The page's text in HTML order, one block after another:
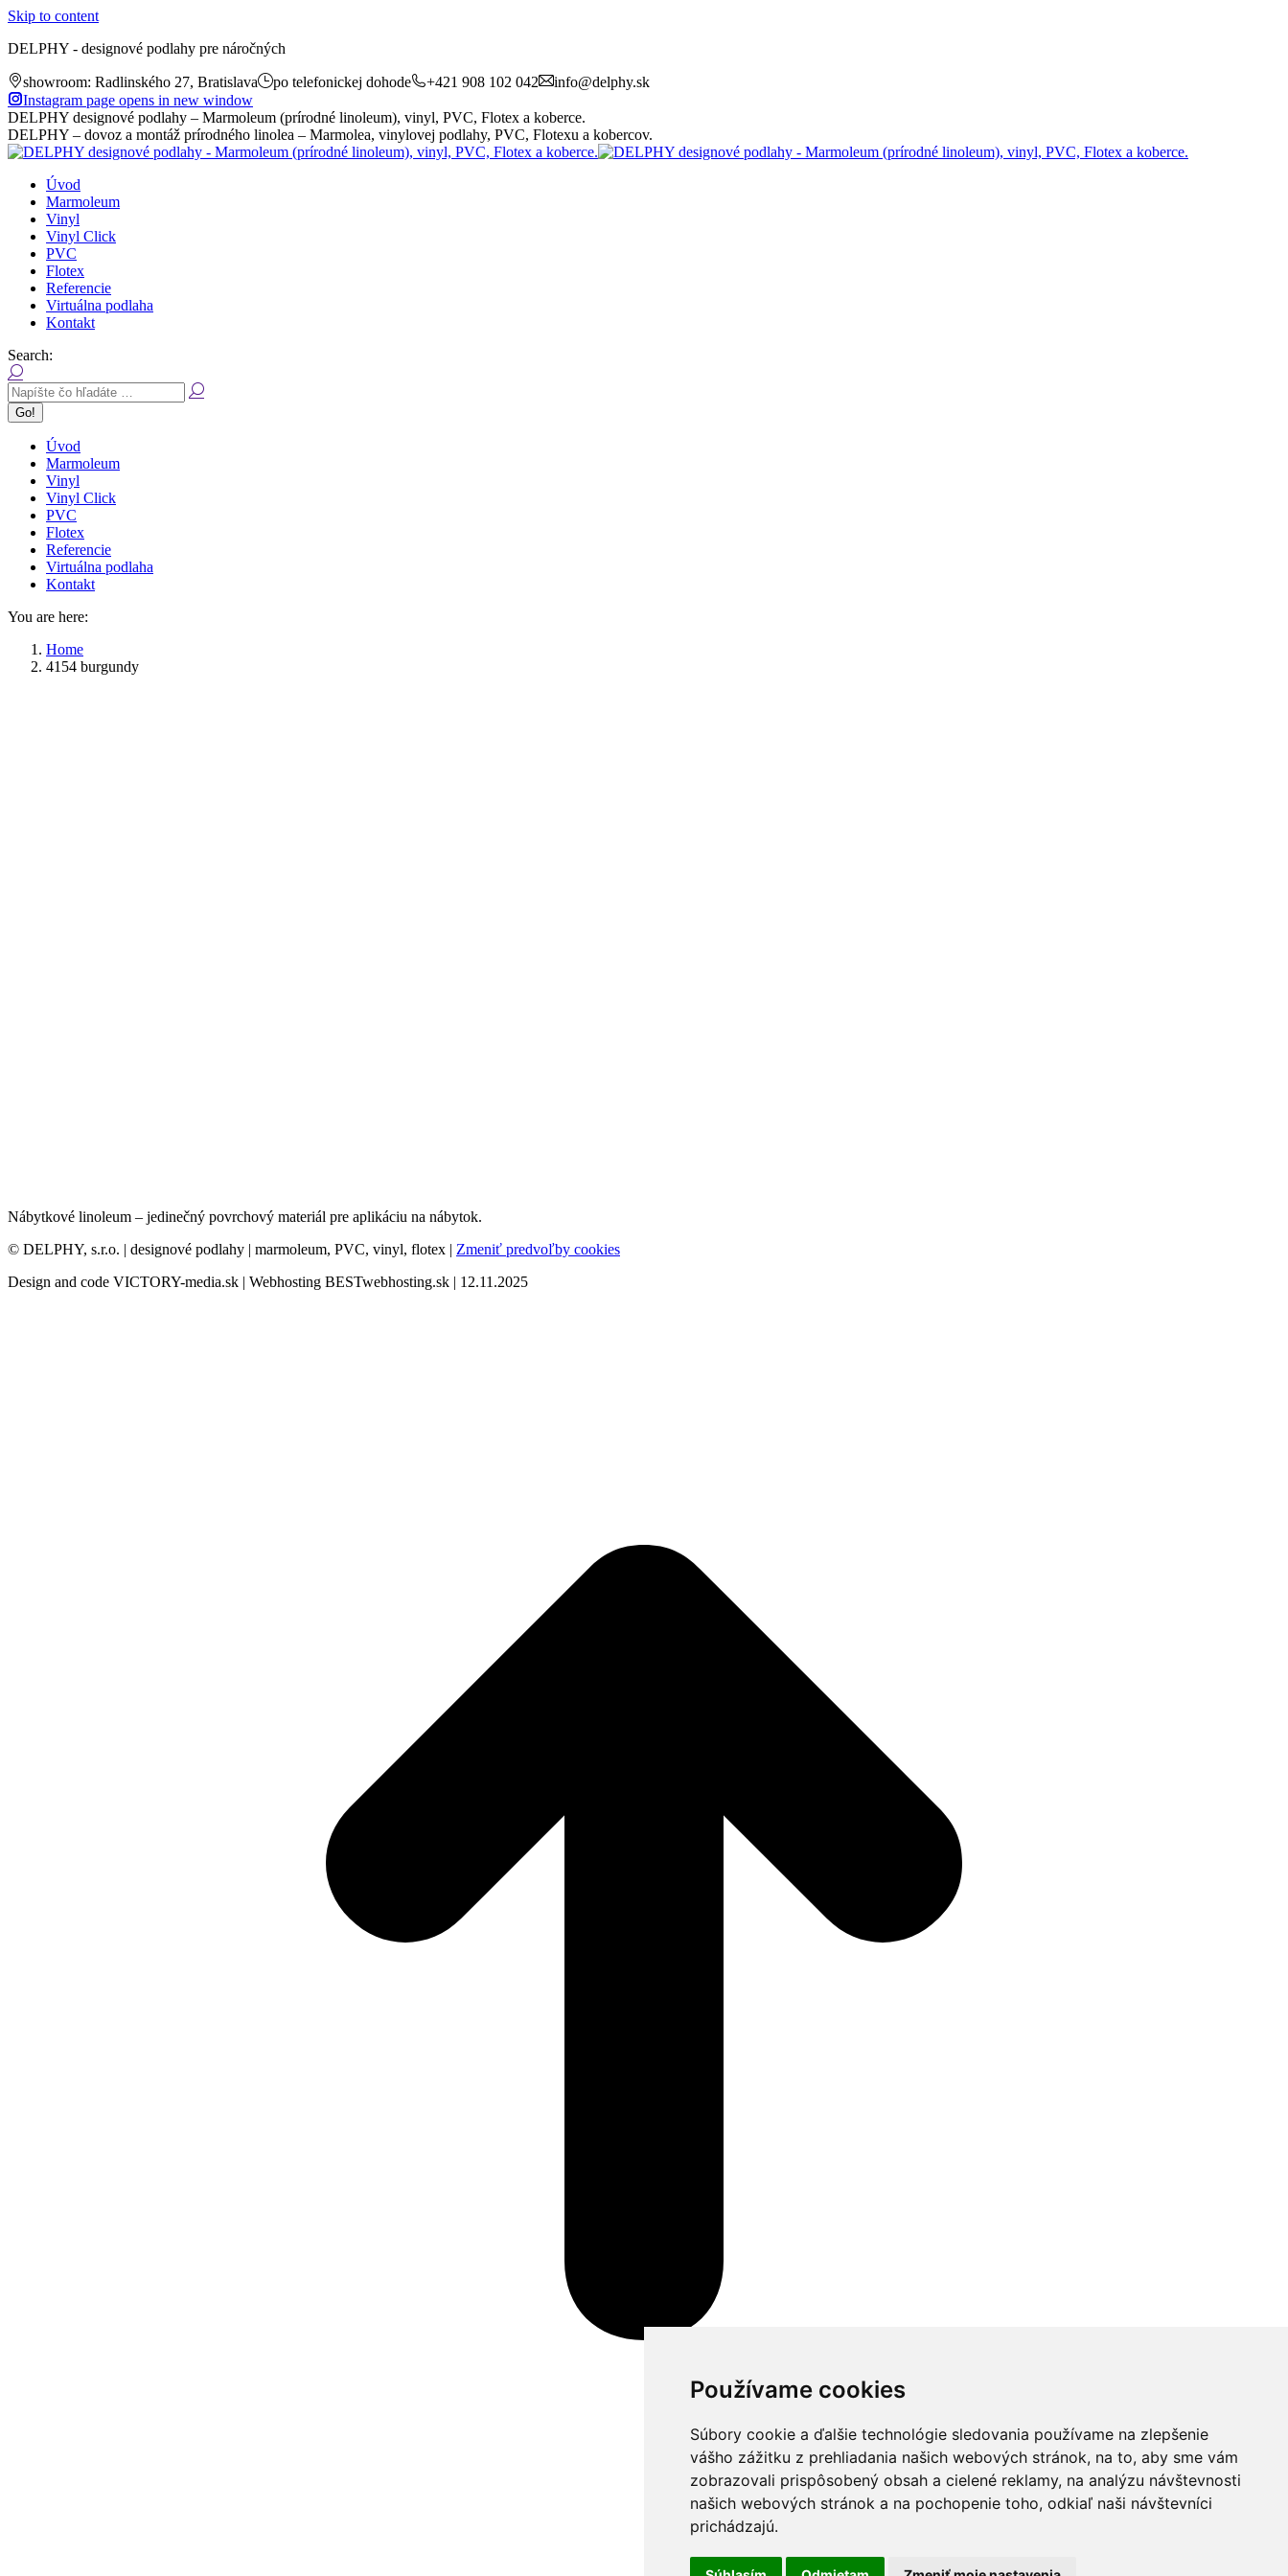
Používame cookies
Súbory cookie a ďalšie technológie sledovania používame na zlepšenie
vášho zážitku z prehliadania našich webových stránok, na to, aby sme vám
zobrazovali prispôsobený obsah a cielené reklamy, na analýzu návštevnosti
našich webových stránok a na pochopenie toho, odkiaľ naši návštevníci
prichádzajú.
Skip to content
DELPHY - designové podlahy pre náročných
showroom: Radlinského 27, Bratislava po telefonickej dohode +421 908 102 042
info@delphy.sk
Instagram page opens in new window
DELPHY designové podlahy – Marmoleum (prírodné linoleum), vinyl, PVC, Flotex a koberce.
DELPHY – dovoz a montáž prírodného linolea – Marmolea, vinylovej podlahy, PVC, Flotexu a kobercov.
Úvod
Marmoleum
Vinyl
Vinyl Click
PVC
Flotex
Referencie
Virtuálna podlaha
Kontakt
Search:
Úvod
Marmoleum
Vinyl
Vinyl Click
PVC
Flotex
Referencie
Virtuálna podlaha
Kontakt
You are here:
Home
4154 burgundy
Nábytkové linoleum – jedinečný povrchový materiál pre aplikáciu na nábytok.
© DELPHY, s.r.o. | designové podlahy | marmoleum, PVC, vinyl, flotex | Zmeniť predvoľby cookies
Design and code VICTORY-media.sk | Webhosting BESTwebhosting.sk | 12.11.2025